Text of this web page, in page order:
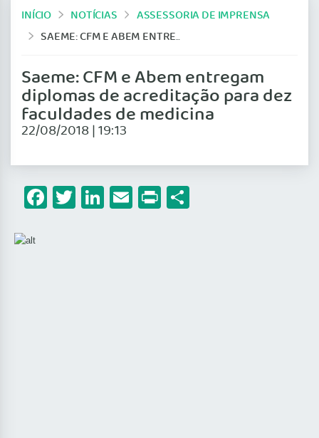
INÍCIO NOTÍCIAS
ASSESSORIA DE IMPRENSA
SAEME: CFM E ABEM ENTREGAM DIPLOMAS DE ACREDITAÇÃO PARA DEZ FACULDADES DE MEDICINA
Saeme: CFM e Abem entregam
diplomas de acreditação para dez
faculdades de medicina
22/08/2018 | 19:13
Facebook
Twitter
LinkedIn
Email
Print